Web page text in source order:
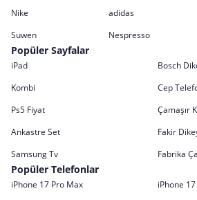
Nike adidas
Suwen
Nespresso
Popüler Sayfalar
iPad
Bosch
Kombi
Cep
Ps5 Fiyat
Çamaşır
Ankastre Set
Fakir
Samsung Tv
Fabrika
Popüler Telefonlar
iPhone 17 Pro Max
iPhone